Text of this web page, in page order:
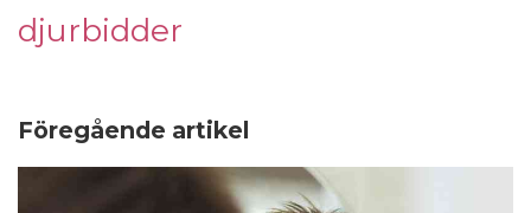
djurbidder
Föregående artikel